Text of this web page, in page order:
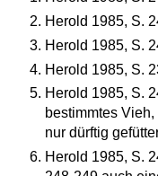
Herold 1985, S.
Herold 1985, S.
Herold 1985, S.
Herold 1985, S.
bestimmtes Vieh,
nur dürftig
Herold 1985, S.